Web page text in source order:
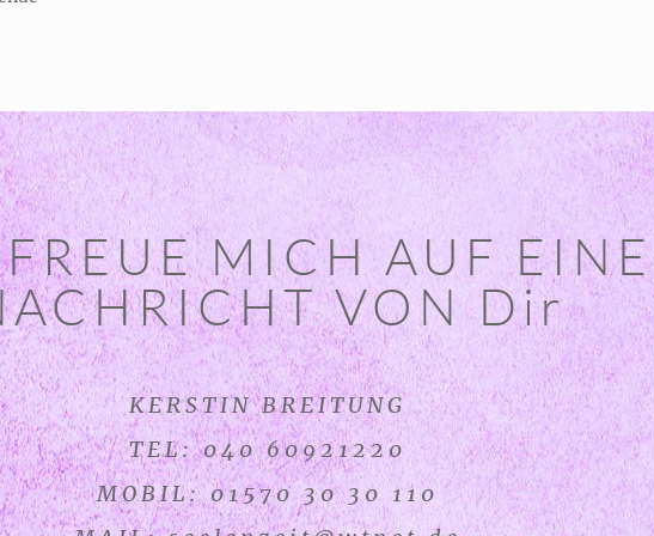
MICH AUF EINE
VON Dir
KERSTIN BREITUNG
TEL: 040 60921220
MOBIL: 01570 30 30 110